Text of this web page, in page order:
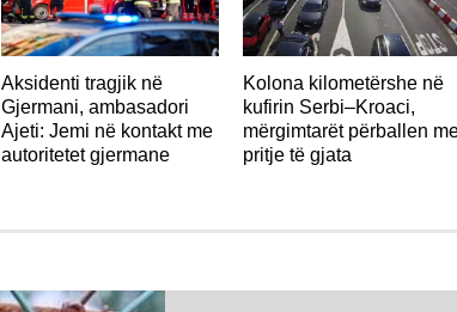
Aksidenti tragjik në
Gjermani, ambasadori
Ajeti: Jemi në kontakt me
autoritetet gjermane
Kolona kilometërshe në
kufirin Serbi–Kroaci,
mërgimtarët përballen
pritje të gjata